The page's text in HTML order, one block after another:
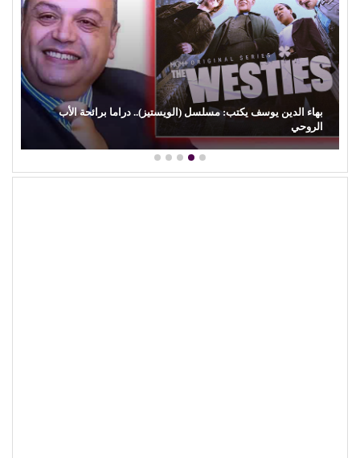
بهاء الدين يوسف يكتب: مسلسل (الويستيز).. دراما برائحة الأب
الروحي